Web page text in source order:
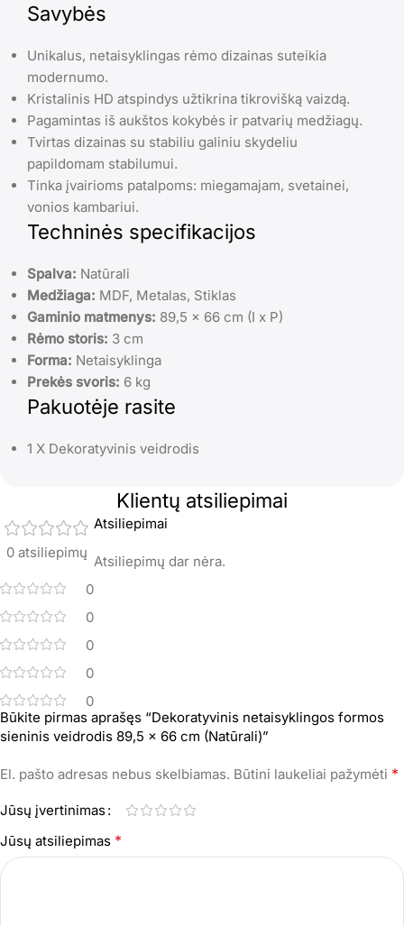
Savybės
Unikalus, netaisyklingas rėmo dizainas suteikia
modernumo.
Kristalinis HD atspindys užtikrina tikrovišką vaizdą.
Pagamintas iš aukštos kokybės ir patvarių medžiagų.
Tvirtas dizainas su stabiliu galiniu skydeliu
papildomam stabilumui.
Tinka įvairioms patalpoms: miegamajam, svetainei,
vonios kambariui.
Techninės specifikacijos
Spalva: Natūrali
Medžiaga: MDF, Metalas, Stiklas
Gaminio matmenys: 89,5 x 66 cm (I x P)
Rėmo storis: 3 cm
Forma: Netaisyklinga
Prekės svoris: 6 kg
Pakuotėje rasite
1 X Dekoratyvinis veidrodis
Klientų atsiliepimai
0 atsiliepimų
0
0
0
0
0
Atsiliepimai
Atsiliepimų dar nėra.
Būkite pirmas aprašęs “Dekoratyvinis netaisyklingos formos
sieninis veidrodis 89,5 x 66 cm (Natūrali)”
El. pašto adresas nebus skelbiamas. Būtini laukeliai pažymėti *
Jūsų įvertinimas
Jūsų atsiliepimas *